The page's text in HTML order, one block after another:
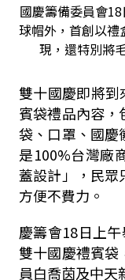
國慶籌備委員會
球帽外，首創以禮
現，還特別將
雙十國慶即將
賓袋禮品內容
袋、口罩、國慶
是100%台灣廠
蓋設計」，民眾
方便不費力。
慶籌會18日上
雙十國慶禮賓袋
員白喬茵及中天